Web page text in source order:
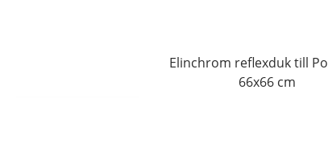
Elinchrom reflexduk till
66x66 cm